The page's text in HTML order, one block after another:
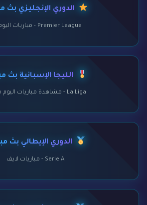
الدوري الإنجليزي بث
Premier League - مباريات اليوم HD
الليجا الإسبانية بث
La Liga - مشاهدة مباريات اليوم مباشر
الدوري الإيطالي بث
Serie A - مباريات لايف